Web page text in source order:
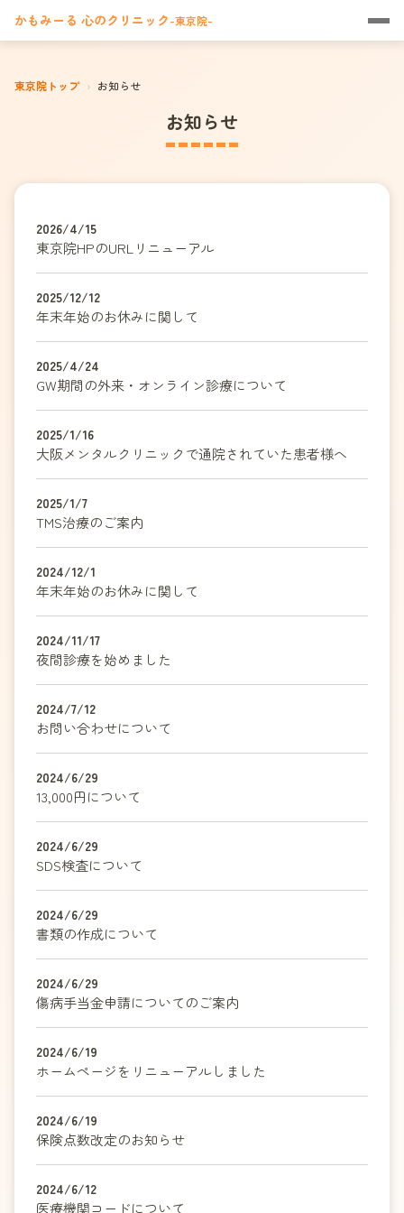
かもみーる 心のクリニック-東京院-
東京院トップ › お知らせ
お知らせ
2026/4/15
東京院HPのURLリニューアル
2025/12/12
年末年始のお休みに関して
2025/4/24
GW期間の外来・オンライン診療について
2025/1/16
大阪メンタルクリニックで通院されていた患者様へ
2025/1/7
TMS治療のご案内
2024/12/1
年末年始のお休みに関して
2024/11/17
夜間診療を始めました
2024/7/12
お問い合わせについて
2024/6/29
13,000円について
2024/6/29
SDS検査について
2024/6/29
書類の作成について
2024/6/29
傷病手当金申請についてのご案内
2024/6/19
ホームページをリニューアルしました
2024/6/19
保険点数改定のお知らせ
2024/6/12
医療機関コードについて